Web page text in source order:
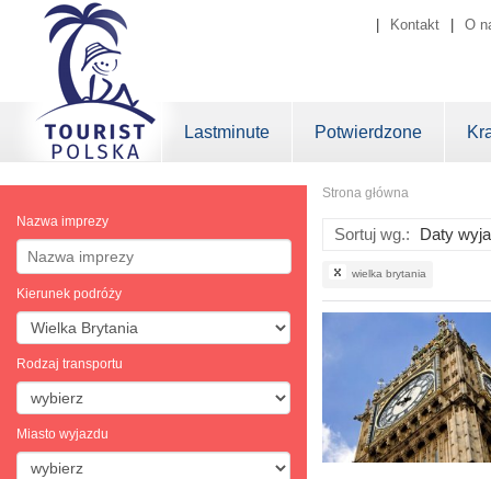
Kontakt O
Lastminute Potwierdzone
Nazwa imprezy
Kierunek podróży
Rodzaj transportu
Miasto wyjazdu
Strona główna
Sortuj wg.:
wielka brytania